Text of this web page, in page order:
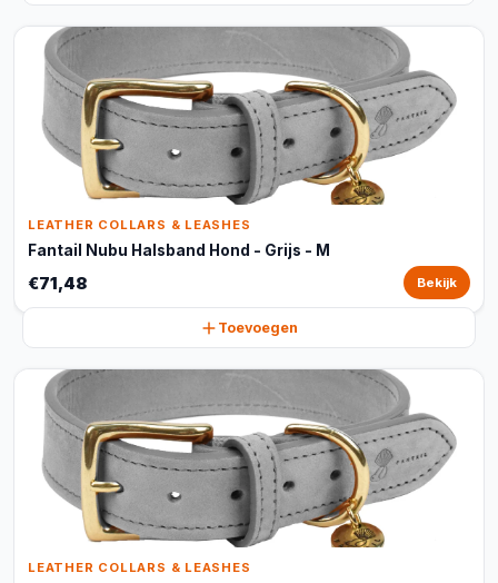
LEATHER COLLARS & LEASHES
Fantail Nubu Halsband Hond - Grijs - M
€71,48 Bekijk
Toevoegen
LEATHER COLLARS & LEASHES